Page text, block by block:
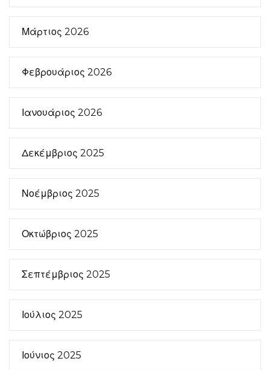
Μάρτιος 2026
Φεβρουάριος 2026
Ιανουάριος 2026
Δεκέμβριος 2025
Νοέμβριος 2025
Οκτώβριος 2025
Σεπτέμβριος 2025
Ιούλιος 2025
Ιούνιος 2025